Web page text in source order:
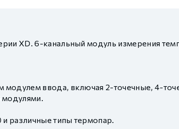
XD. 6-канальный модуль измерения
ввода, включая 2-точечные, 4-
различные типы термопар.